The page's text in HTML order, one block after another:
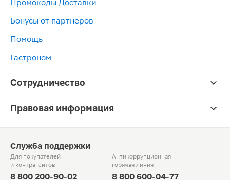
Промокоды Доставки
Бонусы от партнёров
Помощь
Гастроном
Сотрудничество
Правовая информация
Служба поддержки
Для покупателей
и контрагентов
8 800 200-90-02
Антикоррупционная
горячая линия
8 800 600-04-77